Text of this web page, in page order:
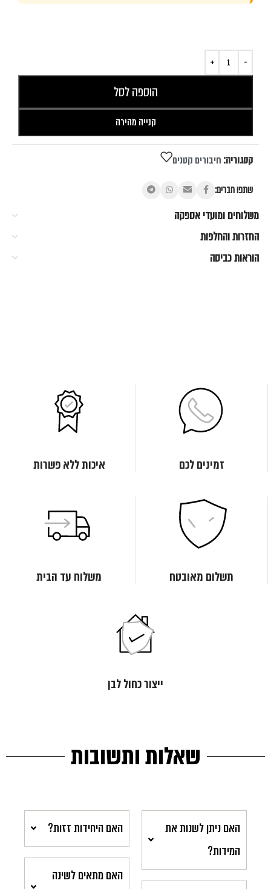
הוספה לסל
קנייה מהירה
קטגוריה: חיבורים קטנים
שתפו חברים:
משלוחים ומועדי אספקה
החזרות והחלפות
הוראות כביסה
זמינים לכם איכות ללא פשרות
תשלום מאובטח משלוח עד הבית
ייצור כחול לבן
שאלות ותשובות
האם ניתן לשנות את
המידות?
האם היחידות זזות?
האם מתאים לשינה